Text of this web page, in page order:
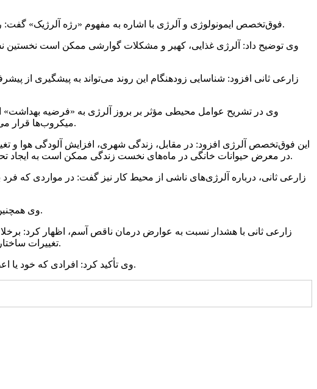
فوق‌تخصص ایمونولوژی و آلرژی با اشاره به مفهوم «رژه آلرژیک» گفت: روند بروز بیماری‌های آلرژیک در بسیاری از کودکان از ماه‌های نخست زندگی آغاز می‌شود و به‌ صورت زنجیره‌ای ادامه پیدا می‌کند.
وی توضیح داد: آلرژی غذایی، کهیر و مشکلات گوارشی ممکن است نخستین
زارعی ثانی افزود: شناسایی زودهنگام این روند می‌تواند به پیشگیری از
وی در تشریح عوامل محیطی مؤثر بر بروز آلرژی به «فرضیه بهداشت»
میکروب‌ها قرار می‌گیرند و این موضوع می‌تواند مسیر تکامل سیستم ایمنی را به گونه‌ای هدایت کند که احتمال ابتلا به بیماری‌های آلرژیک کاهش یابد.
این فوق‌تخصص آلرژی افزود: در مقابل، زندگی شهری، افزایش آلودگی هوا و
در معرض حیوانات خانگی در ماه‌های نخست زندگی ممکن است به ایجاد تحمل ایمنی کمک کند، اما ورود حیوان خانگی به محیط زندگی کودک در سنین بالاتر می‌تواند خطر بروز یا تشدید آسم را افزایش دهد.
زارعی ثانی، درباره آلرژی‌های ناشی از محیط کار نیز گفت: در مواردی که
وی همچنین استفاده از فیلترهای هپا و جاروبرقی‌های ویژه افراد آلرژیک را از دیگر راهکارهای مؤثر در کنترل عوامل حساسیت‌زا عنوان کرد.
زارعی ثانی با هشدار نسبت به عوارض درمان ناقص آسم، اظهار کرد:
تغییرات ساختاری در راه‌های هوایی ایجاد می‌شود که در مراحل پیشرفته ممکن است حتی با درمان دارویی نیز به طور کامل قابل برگشت نباشد.
وی تأکید کرد: افرادی که خود یا اعضای خانواده‌شان سابقه بیماری‌های آلرژیک دارند، بهتر است برای ارزیابی و تشخیص به‌ موقع به فوق‌ تخصص آلرژی مراجعه کنند.